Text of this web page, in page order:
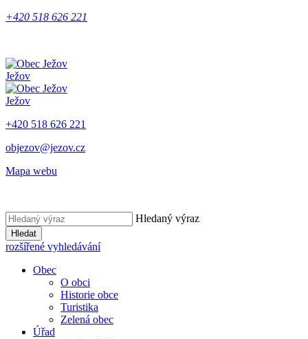
+420 518 626 221
Ježov
Ježov
+420 518 626 221
objezov@jezov.cz
Mapa webu
Hledaný výraz
Hledat
rozšířené vyhledávání
Obec
O obci
Historie obce
Turistika
Zelená obec
Úřad